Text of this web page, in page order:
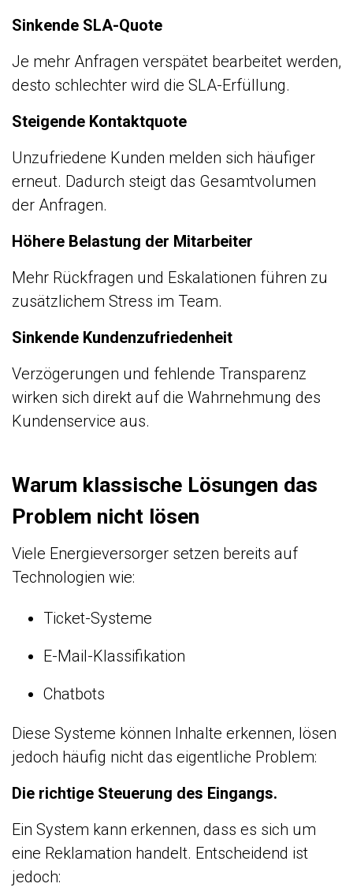
Sinkende SLA-Quote
Je mehr Anfragen verspätet bearbeitet werden,
desto schlechter wird die SLA-Erfüllung.
Steigende Kontaktquote
Unzufriedene Kunden melden sich häufiger
erneut. Dadurch steigt das Gesamtvolumen
der Anfragen.
Höhere Belastung der Mitarbeiter
Mehr Rückfragen und Eskalationen führen zu
zusätzlichem Stress im Team.
Sinkende Kundenzufriedenheit
Verzögerungen und fehlende Transparenz
wirken sich direkt auf die Wahrnehmung des
Kundenservice aus.
Warum klassische Lösungen das
Problem nicht lösen
Viele Energieversorger setzen bereits auf
Technologien wie:
Ticket-Systeme
E-Mail-Klassifikation
Chatbots
Diese Systeme können Inhalte erkennen, lösen
jedoch häufig nicht das eigentliche Problem:
Die richtige Steuerung des Eingangs.
Ein System kann erkennen, dass es sich um
eine Reklamation handelt. Entscheidend ist
jedoch: